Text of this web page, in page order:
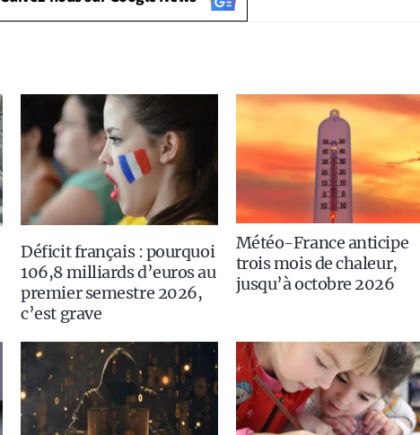
Déficit français : pourquoi
106,8 milliards d’euros au
premier semestre 2026,
c’est grave
Météo-France anticipe
trois mois de chaleur,
jusqu’à octobre 2026